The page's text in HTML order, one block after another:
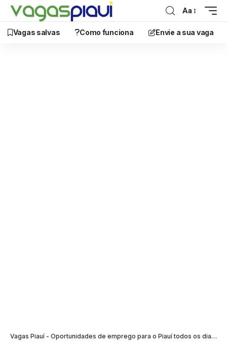
Aa
Vagas salvas Como funciona Envie a sua vaga
Vagas Piauí - Oportunidades de emprego para o Piauí todos os dias>